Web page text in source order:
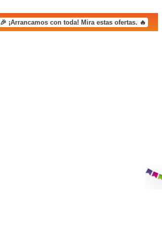
🎉 ¡Arrancamos con toda! Mira estas ofertas. 🔥